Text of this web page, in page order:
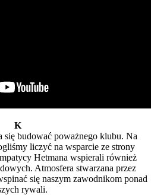
K
się budować poważnego klubu. Na
liczyć na wsparcie ze strony
Hetmana wspierali również
Atmosfera stwarzana przez
się naszym zawodnikom ponad
rywali.